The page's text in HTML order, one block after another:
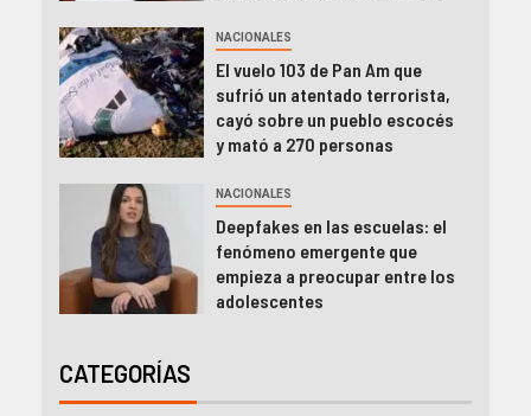
NACIONALES
El vuelo 103 de Pan Am que
sufrió un atentado terrorista,
cayó sobre un pueblo escocés
y mató a 270 personas
NACIONALES
Deepfakes en las escuelas: el
fenómeno emergente que
empieza a preocupar entre los
adolescentes
CATEGORÍAS